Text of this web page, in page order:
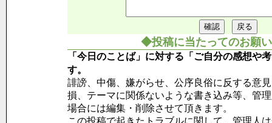
◆投稿に当たってのお願
「今日のことば」に対する「ご自分の感想や
す。
誹謗、中傷、嫌がらせ、公序良俗に反する意
損、テーマに関係ないような書き込み等、管
場合には編集・削除させて頂きます。
この投稿で起きたトラブルに関して、管理人